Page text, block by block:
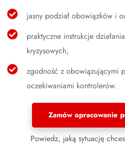
jasny podział obowiązków i
praktyczne instrukcje
kryzysowych,
zgodność z obowiązującymi
oczekiwaniami kontrolerów.
Zamów opracowanie
Powiedz, jaką sytuację